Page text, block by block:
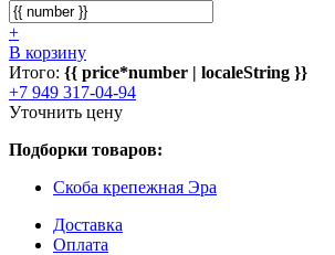
+
В корзину
Итого: {{ price*number | localeString }}
+7 949 317-04-94
Уточнить цену
Подборки товаров:
Скоба крепежная Эра
Доставка
Оплата